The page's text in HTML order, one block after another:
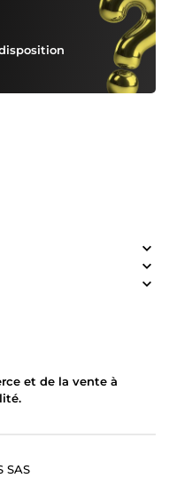
et de la vente à
SAS